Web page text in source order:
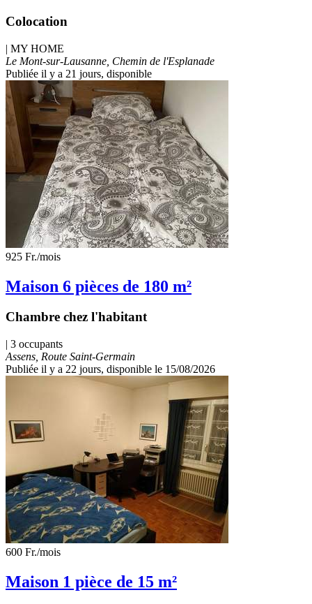
Colocation
| MY HOME
Le Mont-sur-Lausanne, Chemin de l'Esplanade
Publiée il y a 21 jours, disponible
925 Fr./mois
Maison 6 pièces de 180 m²
Chambre chez l'habitant
| 3 occupants
Assens, Route Saint-Germain
Publiée il y a 22 jours, disponible le 15/08/2026
600 Fr./mois
Maison 1 pièce de 15 m²